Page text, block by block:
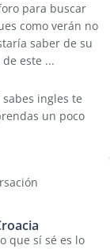
para buscar
como verán no
saber de su
este ...
ingles te
un poco
que sí sé es lo